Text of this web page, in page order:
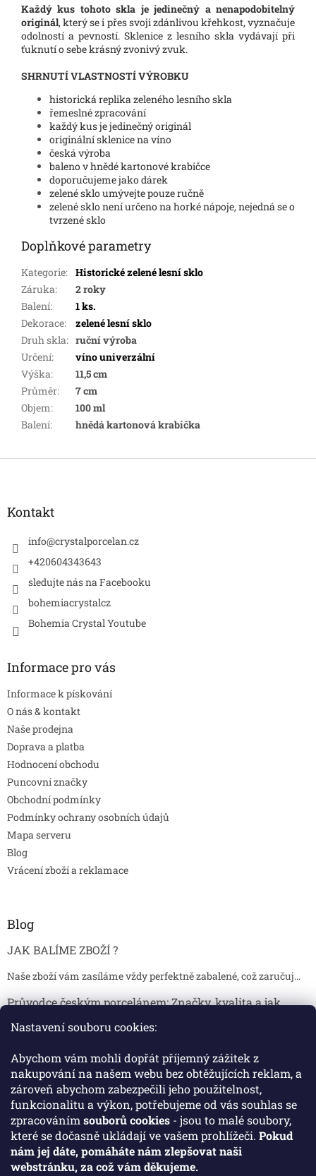
Nastavení souboru cookies:
Abychom vám mohli dopřát příjemný zážitek z
nakupování na našem webu bez obtěžujících reklam, a
zároveň abychom zabezpečili jeho použitelnost,
funkcionalitu a výkon, potřebujeme od vás souhlas se
zpracováním souborů cookies - jsou to malé soubory,
které se dočasně ukládají ve vašem prohlížeči. Pokud
nám jej dáte, pomáháte nám zlepšovat naši
webstránku, za což vám děkujeme.
Každý kus tohoto skla je jedinečný a nenapodobitelný
originál, který se i přes svoji zdánlivou křehkost, vyznačuje
odolností a pevností. Sklenice z lesního skla vydávají při
ťuknutí o sebe krásný zvonivý zvuk.
SHRNUTÍ VLASTNOSTÍ VÝROBKU
historická replika zeleného lesního skla
řemeslné zpracování
každý kus je jedinečný originál
originální sklenice na víno
česká výroba
baleno v hnědé kartonové krabičce
doporučujeme jako dárek
zelené sklo umývejte pouze ručně
zelené sklo není určeno na horké nápoje, nejedná se o
tvrzené sklo
Doplňkové parametry
Kategorie: Historické zelené lesní sklo
Záruka:
2 roky
Balení:
1 ks.
Dekorace:
zelené lesní sklo
Druh skla: ruční výroba
Určení:
víno univerzální
Výška:
11,5 cm
Průměr:
7 cm
Objem:
100 ml
Balení: hnědá kartonová krabička
Z
Kontakt
info@crystalporcelan.cz
+420604343643
sledujte nás na Facebooku
bohemiacrystalcz
Bohemia Crystal Youtube
Informace pro vás
Informace k pískování
O nás & kontakt
Naše prodejna
Doprava a platba
Hodnocení obchodu
Puncovní značky
Obchodní podmínky
Podmínky ochrany osobních údajů
Mapa serveru
Blog
Vrácení zboží a reklamace
Blog
JAK BALÍME ZBOŽÍ ?
Naše zboží vám zasíláme vždy perfektně zabalené, což zaručuj...
Průvodce českým porcelánem: Značky, kvalita a jak
Jak skladovat broušené sklenice, aby se nepoškodily?
Broušené sklenice jsou symbolem elegance, tradice a luxusu. ...
Facebook